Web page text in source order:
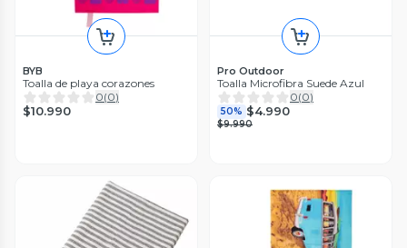
BYB
Toalla de playa corazones
0(0)
$10.990
Pro Outdoor
Toalla Microfibra Suede Azul
0(0)
50% $4.990
$9.990